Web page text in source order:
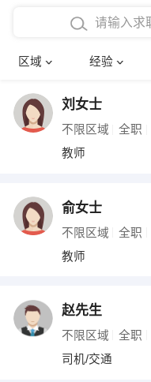
区域 经验
在校学生工作经验
四年以上工作经验
五年以上工作经验
博士
文员
财务会计
网络IT
收银员
水电/机修
刘女士
不限区域 全职
教师
俞女士
不限区域 全职
教师
赵先生
不限区域 全职
司机/交通